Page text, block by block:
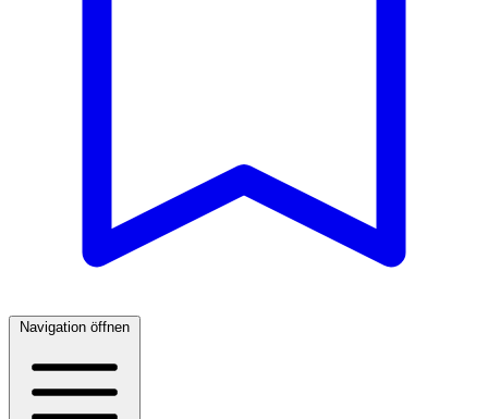
Navigation öffnen